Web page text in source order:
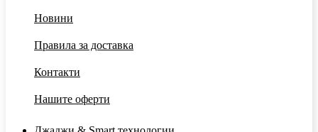
Новини
Правила за доставка
Контакти
Нашите оферти